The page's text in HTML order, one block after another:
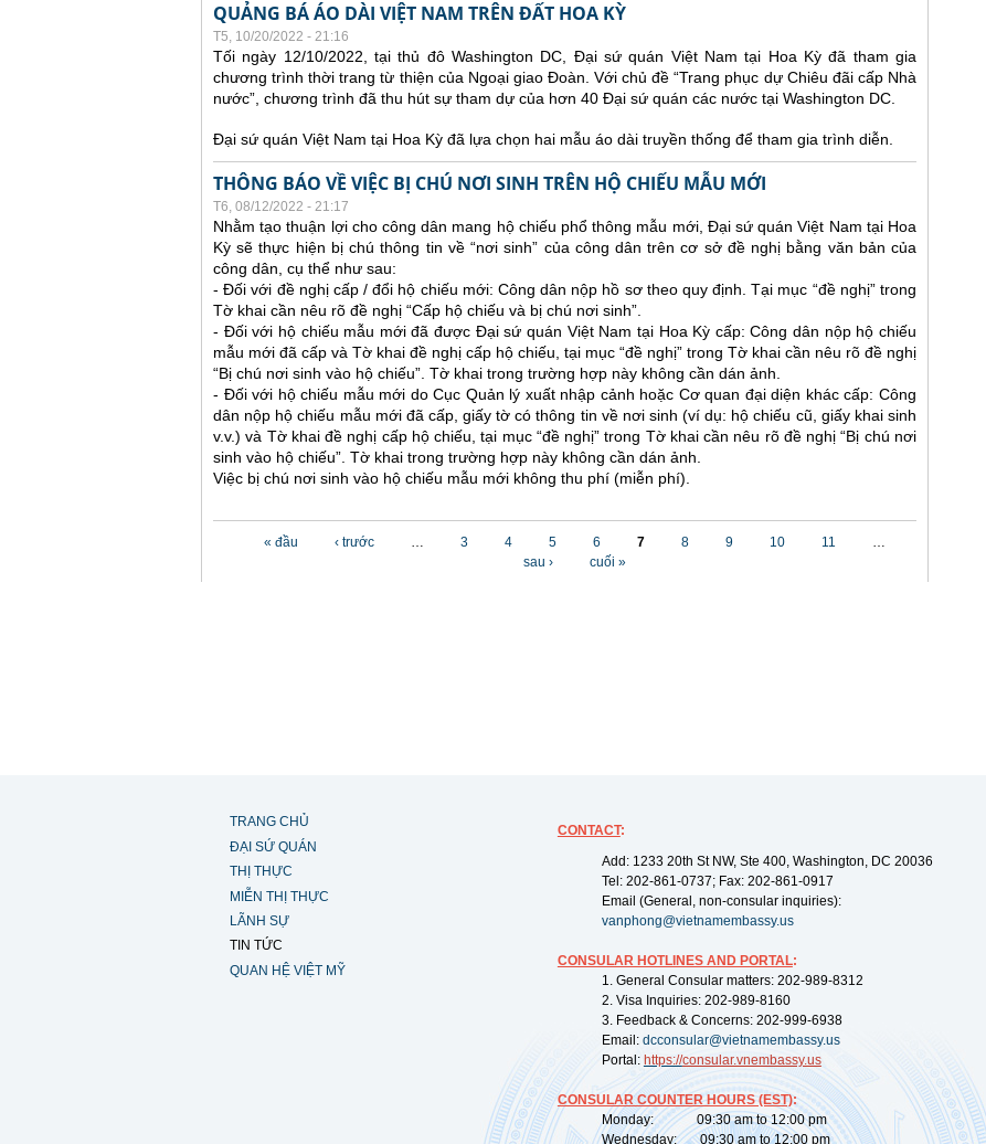
QUẢNG BÁ ÁO DÀI VIỆT NAM TRÊN ĐẤT HOA KỲ
T5, 10/20/2022 - 21:16
Tối ngày 12/10/2022, tại thủ đô Washington DC, Đại sứ quán Việt Nam tại Hoa Kỳ đã tham gia
chương trình thời trang từ thiện của Ngoại giao Đoàn. Với chủ đề “Trang phục dự Chiêu đãi cấp Nhà
nước”, chương trình đã thu hút sự tham dự của hơn 40 Đại sứ quán các nước tại Washington DC.
Đại sứ quán Việt Nam tại Hoa Kỳ đã lựa chọn hai mẫu áo dài truyền thống để tham gia trình diễn.
THÔNG BÁO VỀ VIỆC BỊ CHÚ NƠI SINH TRÊN HỘ CHIẾU MẪU MỚI
T6, 08/12/2022 - 21:17
Nhằm tạo thuận lợi cho công dân mang hộ chiếu phổ thông mẫu mới, Đại sứ quán Việt Nam tại Hoa
Kỳ sẽ thực hiện bị chú thông tin về “nơi sinh” của công dân trên cơ sở đề nghị bằng văn bản của
công dân, cụ thể như sau:
- Đối với đề nghị cấp / đổi hộ chiếu mới: Công dân nộp hồ sơ theo quy định. Tại mục “đề nghị” trong
Tờ khai cần nêu rõ đề nghị “Cấp hộ chiếu và bị chú nơi sinh”.
- Đối với hộ chiếu mẫu mới đã được Đại sứ quán Việt Nam tại Hoa Kỳ cấp: Công dân nộp hộ chiếu
mẫu mới đã cấp và Tờ khai đề nghị cấp hộ chiếu, tại mục “đề nghị” trong Tờ khai cần nêu rõ đề nghị
“Bị chú nơi sinh vào hộ chiếu”. Tờ khai trong trường hợp này không cần dán ảnh.
- Đối với hộ chiếu mẫu mới do Cục Quản lý xuất nhập cảnh hoặc Cơ quan đại diện khác cấp: Công
dân nộp hộ chiếu mẫu mới đã cấp, giấy tờ có thông tin về nơi sinh (ví dụ: hộ chiếu cũ, giấy khai sinh
v.v.) và Tờ khai đề nghị cấp hộ chiếu, tại mục “đề nghị” trong Tờ khai cần nêu rõ đề nghị “Bị chú nơi
sinh vào hộ chiếu”. Tờ khai trong trường hợp này không cần dán ảnh.
Việc bị chú nơi sinh vào hộ chiếu mẫu mới không thu phí (miễn phí).
« đầu ‹ trước … 3 4 5 6 7 8 9 10 11
…
sau ›
cuối »
TRANG CHỦ
ĐẠI SỨ QUÁN
THỊ THỰC
MIỄN THỊ THỰC
LÃNH SỰ
TIN TỨC
QUAN HỆ VIỆT MỸ
CONTACT:
Add: 1233 20th St NW, Ste 400, Washington, DC 20036
Tel: 202-861-0737; Fax: 202-861-0917
Email (General, non-consular inquiries):
vanphong@vietnamembassy.us
CONSULAR HOTLINES AND PORTAL:
1. General Consular matters: 202-989-8312
2. Visa Inquiries: 202-989-8160
3. Feedback & Concerns: 202-999-6938
Email: dcconsular@vietnamembassy.us
Portal: https://consular.vnembassy.us
CONSULAR COUNTER HOURS (EST):
Monday: 09:30 am to 12:00 pm
Wednesday: 09:30 am to 12:00 pm